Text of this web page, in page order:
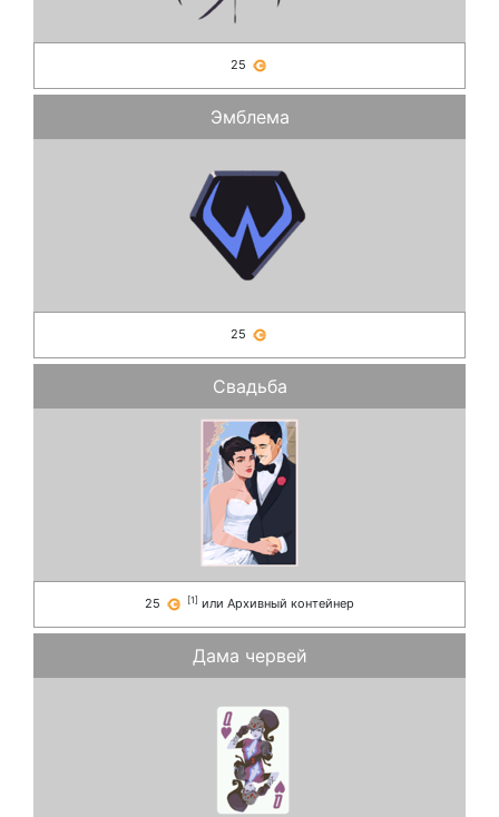
25
Эмблема
25
Свадьба
25 [1] или Архивный контейнер
Дама червей